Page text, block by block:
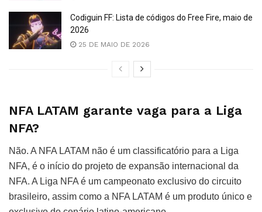
Codiguin FF: Lista de códigos do Free Fire, maio de
2026
25 DE MAIO DE 2026
NFA LATAM garante vaga para a Liga
NFA?
Não. A NFA LATAM não é um classificatório para a Liga
NFA, é o início do projeto de expansão internacional da
NFA. A Liga NFA é um campeonato exclusivo do circuito
brasileiro, assim como a NFA LATAM é um produto único e